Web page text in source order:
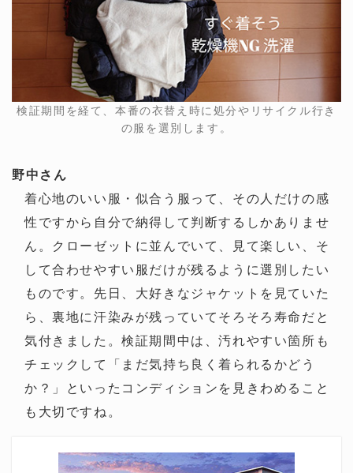
検証期間を経て、本番の衣替え時に処分やリサイクル行き
の服を選別します。
野中さん
着心地のいい服・似合う服って、その人だけの感
性ですから自分で納得して判断するしかありませ
ん。クローゼットに並んでいて、見て楽しい、そ
して合わせやすい服だけが残るように選別したい
ものです。先日、大好きなジャケットを見ていた
ら、裏地に汗染みが残っていてそろそろ寿命だと
気付きました。検証期間中は、汚れやすい箇所も
チェックして「まだ気持ち良く着られるかどう
か？」といったコンディションを見きわめること
も大切ですね。